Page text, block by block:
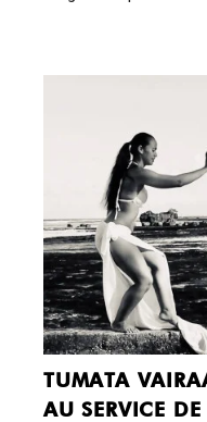
TUMATA
AU SERVICE